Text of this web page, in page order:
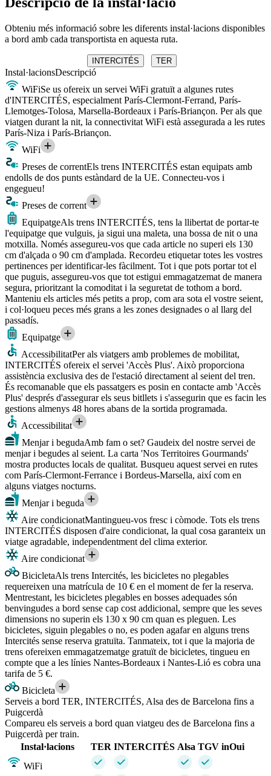
Obteniu més informació sobre les diferents instal·lacions disponibles
a bord amb cada transportista en aquesta ruta.
INTERCITÉS TER
Instal·lacionsDescripció
WiFiSe us ofereix un servei WiFi gratuït a algunes rutes
d'INTERCITÉS, especialment París-Clermont-Ferrand, París-
Llemotges-Tolosa, Marsella-Bordeaux i París-Briançon. Per als que
viatgen durant la nit, la connectivitat WiFi està assegurada a les rutes
París-Niza i París-Briançon.
WiFi
Preses de correntEls trens INTERCITÉS estan equipats amb
endolls de dos punts estàndard de la UE. Connecteu-vos i
engegueu!
Preses de corrent
EquipatgeAls trens INTERCITÉS, tens la llibertat de portar-te
l'equipatge que vulguis, ja sigui una maleta, una bossa de nit o una
motxilla. Només assegureu-vos que cada article no superi els 130
cm d'alçada o 90 cm d'amplada. Recordeu etiquetar totes les vostres
pertinences per identificar-les fàcilment. Tot i que pots portar tot el
que puguis, assegureu-vos que tot estigui emmagatzemat de manera
segura, prioritzant la comoditat i la seguretat de tothom a bord.
Manteniu els articles més petits a prop, com ara sota el vostre seient,
i col·loqueu peces més grans a les zones designades o al llarg del
passadís.
Equipatge
AccessibilitatPer als viatgers amb problemes de mobilitat,
INTERCITÉS ofereix el servei 'Accès Plus'. Això proporciona
assistència exclusiva des de l'estació directament al seient del tren.
És recomanable que els passatgers es posin en contacte amb 'Accès
Plus' després d'assegurar els seus bitllets i s'assegurin que es facin les
gestions almenys 48 hores abans de la sortida programada.
Accessibilitat
Menjar i begudaAmb fam o set? Gaudeix del nostre servei de
menjar i begudes al seient. La carta 'Nos Territoires Gourmands'
mostra productes locals de qualitat. Busqueu aquest servei en rutes
com París-Clermont-Ferrance i Bordeus-Marsella, així com en
alguns viatges nocturns.
Menjar i beguda
Aire condicionatMantingueu-vos fresc i còmode. Tots els trens
INTERCITÉS disposen d'aire condicionat, la qual cosa garanteix un
viatge agradable, independentment del clima exterior.
Aire condicionat
BicicletaAls trens Intercités, les bicicletes no plegables
requereixen una matrícula de 10 € en el moment de fer la reserva.
Mentrestant, les bicicletes plegables en bosses adequades són
benvingudes a bord sense cap cost addicional, sempre que les seves
dimensions no superin els 130 x 90 cm quan es pleguen. Les
bicicletes, siguin plegables o no, es poden agafar en alguns trens
Intercités sense reserva gratuïta. Tanmateix, tot i que la majoria de
trens ofereixen emmagatzematge gratuït de bicicletes, tingueu en
compte que a les línies Nantes-Bordeaux i Nantes-Lió es cobra una
tarifa de 5 €.
Bicicleta
Serveis a bord TER, INTERCITÉS, Alsa des de Barcelona fins a
Puigcerdà
Compareu els serveis a bord quan viatgeu des de Barcelona fins a
Puigcerdà per train.
Instal·lacions
TER INTERCITÉS Alsa TGV inOui
WiFi